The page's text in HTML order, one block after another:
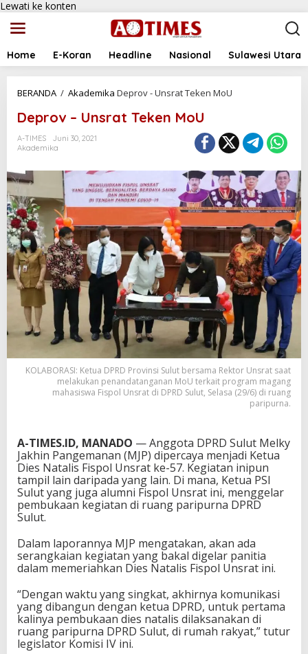
Lewati ke konten
Home E-Koran Headline Nasional Sulawesi Utara
BERANDA / Akademika Deprov - Unsrat Teken MoU
Deprov – Unsrat Teken MoU
A-TIMES
Juni 30, 2021
Akademika
KOLABORASI: Ketua DPRD Provinsi Sulut bersama Rektor Unsrat saat
melakukan penandatanganan MoU terkait program magang
mahasiswa Fispol Unsrat di DPRD Sulut, Selasa (29/6) di ruang
paripurna.
A-TIMES.ID, MANADO — Anggota DPRD Sulut Melky
Jakhin Pangemanan (MJP) dipercaya menjadi Ketua
Dies Natalis Fispol Unsrat ke-57. Kegiatan inipun
tampil lain daripada yang lain. Di mana, Ketua PSI
Sulut yang juga alumni Fispol Unsrat ini, menggelar
pembukaan kegiatan di ruang paripurna DPRD
Sulut.
Dalam laporannya MJP mengatakan, akan ada
serangkaian kegiatan yang bakal digelar panitia
dalam memeriahkan Dies Natalis Fispol Unsrat ini.
“Dengan waktu yang singkat, akhirnya komunikasi
yang dibangun dengan ketua DPRD, untuk pertama
kalinya pembukaan dies natalis dilaksanakan di
ruang paripurna DPRD Sulut, di rumah rakyat,” tutur
legislator Komisi IV ini.